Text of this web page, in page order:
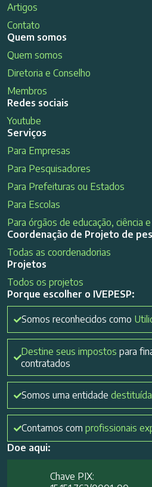
Artigos
Contato
Quem somos
Quem somos
Diretoria e Conselho
Membros
Redes sociais
Youtube
Serviços
Para Empresas
Para Pesquisadores
Para Prefeituras ou Estados
Para Escolas
Para órgãos de educação, ciência
Coordenação de Projeto de
Todas as coordenadorias
Projetos
Todos os projetos
Porque escolher o IVEPESP:
Somos reconhecidos como
Destine seus impostos para
contratados
Somos uma entidade
Contamos com profissionais
Doe aqui:
Chave PIX: